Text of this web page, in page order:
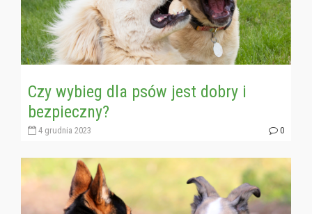
Czy wybieg dla psów jest dobry i
bezpieczny?
4 grudnia 2023 0